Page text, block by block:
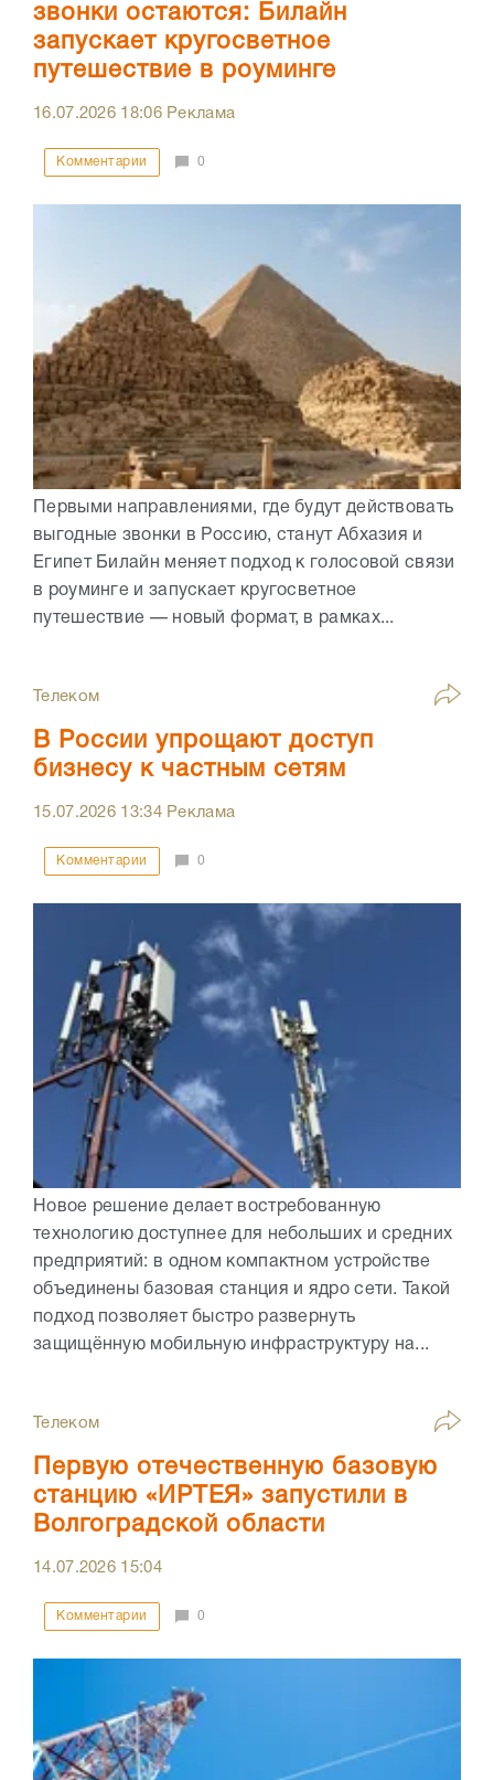
звонки остаются: Билайн
запускает кругосветное
путешествие в роуминге
16.07.2026 18:06Реклама
Комментарии 0
Первыми направлениями, где будут действовать
выгодные звонки в Россию, станут Абхазия и
Египет Билайн меняет подход к голосовой связи
в роуминге и запускает кругосветное
путешествие — новый формат, в рамках...
Телеком
В России упрощают доступ
бизнесу к частным сетям
15.07.2026 13:34Реклама
Комментарии 0
Новое решение делает востребованную
технологию доступнее для небольших и средних
предприятий: в одном компактном устройстве
объединены базовая станция и ядро сети. Такой
подход позволяет быстро развернуть
защищённую мобильную инфраструктуру на...
Телеком
Первую отечественную базовую
станцию «ИРТЕЯ» запустили в
Волгоградской области
14.07.2026 15:04
Комментарии 0